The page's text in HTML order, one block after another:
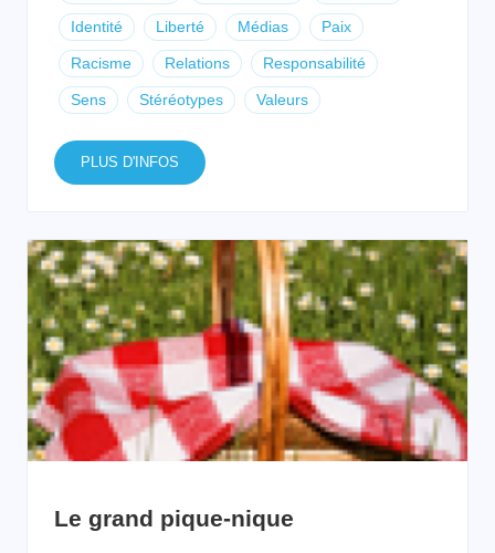
Identité Liberté Médias Paix
Racisme Relations Responsabilité
Sens Stéréotypes Valeurs
PLUS D'INFOS
Le grand pique-nique